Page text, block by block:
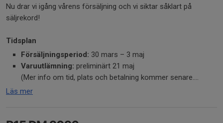
Nu drar vi igång vårens försäljning och vi siktar såklart på
säljrekord!
Tidsplan
Försäljningsperiod: 30 mars – 3 maj
Varuutlämning: preliminärt 21 maj
(Mer info om tid, plats och betalning kommer senare....
Läs mer